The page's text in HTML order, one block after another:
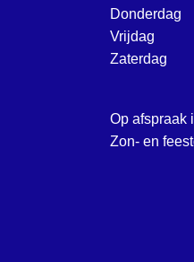
Donderdag
Vrijdag
Zaterdag
Op afspraak
Zon- en